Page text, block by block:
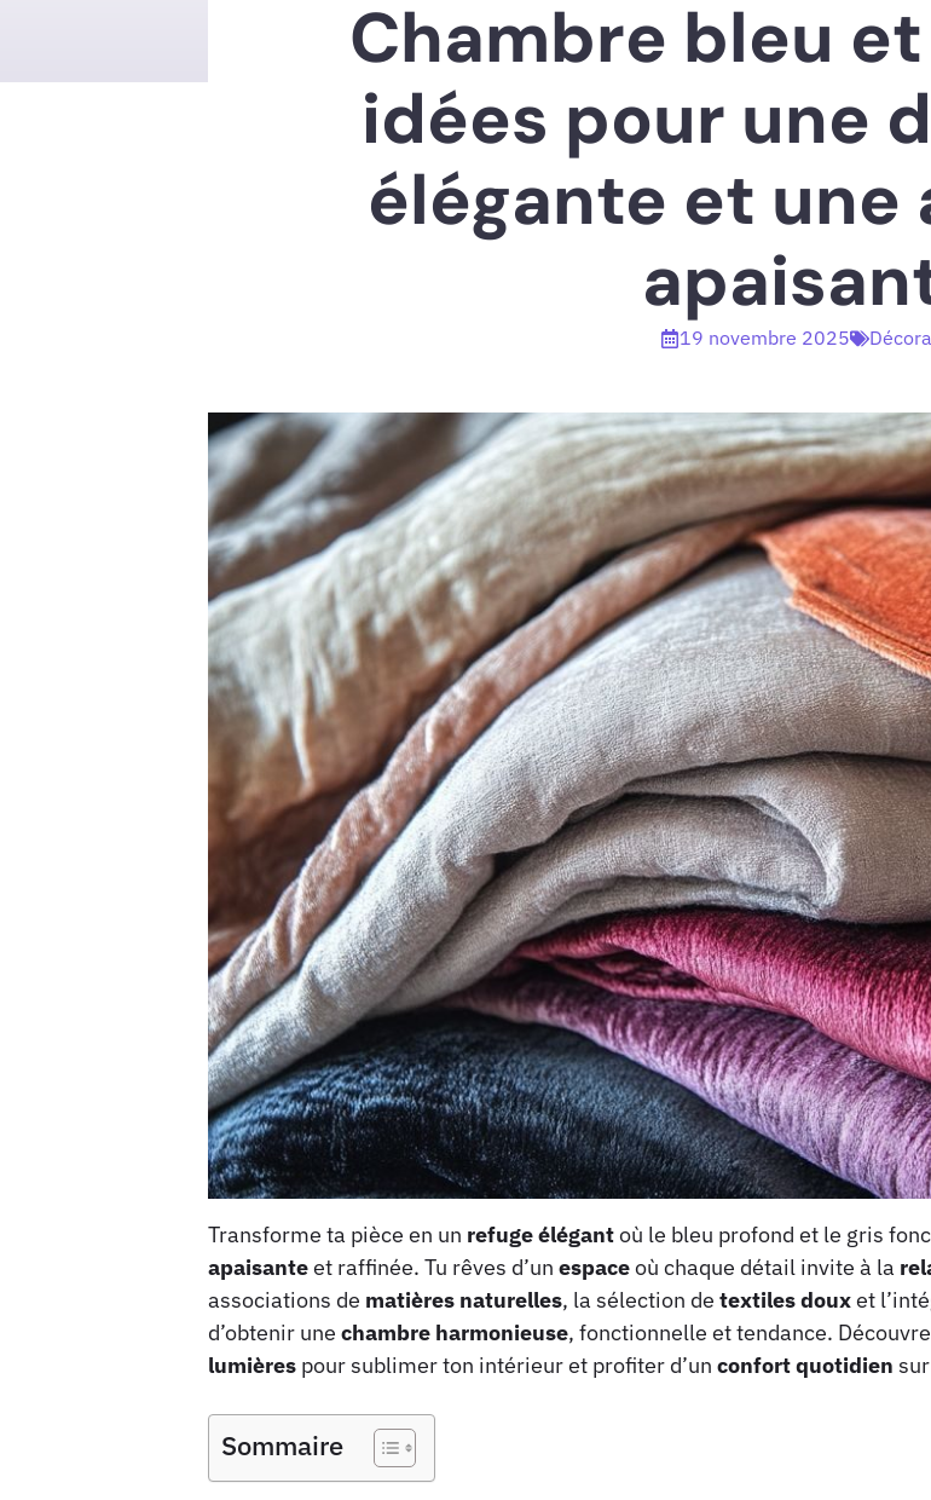
Chambre bleu
idées pour une
élégante et une
19 novembre 2025
Transforme ta pièce en un refuge élégantoù le bleu profond et le gris
apaisanteet raffinée. Tu rêves d’un espaceoù chaque détail invite à la
associations de matières naturelles, la sélection de textiles douxet
d’obtenir une chambre harmonieuse, fonctionnelle et tendance.
lumières pour sublimer ton intérieur et profiter d’un confort quotidien
Sommaire